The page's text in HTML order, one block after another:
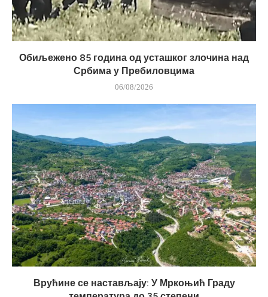
Обиљежено 85 година од усташког злочина над
Србима у Пребиловцима
06/08/2026
Врућине се настављају: У Мркоњић Граду